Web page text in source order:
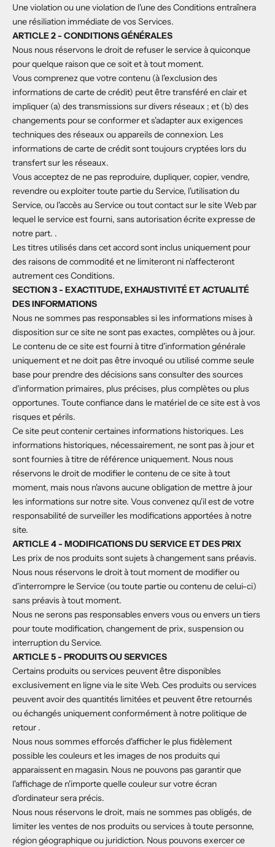
Une violation ou une violation de l'une des Conditions entraînera
une résiliation immédiate de vos Services.
ARTICLE 2 - CONDITIONS GÉNÉRALES
Nous nous réservons le droit de refuser le service à quiconque
pour quelque raison que ce soit et à tout moment.
Vous comprenez que votre contenu (à l'exclusion des
informations de carte de crédit) peut être transféré en clair et
impliquer (a) des transmissions sur divers réseaux ; et (b) des
changements pour se conformer et s'adapter aux exigences
techniques des réseaux ou appareils de connexion. Les
informations de carte de crédit sont toujours cryptées lors du
transfert sur les réseaux.
Vous acceptez de ne pas reproduire, dupliquer, copier, vendre,
revendre ou exploiter toute partie du Service, l'utilisation du
Service, ou l'accès au Service ou tout contact sur le site Web par
lequel le service est fourni, sans autorisation écrite expresse de
notre part. .
Les titres utilisés dans cet accord sont inclus uniquement pour
des raisons de commodité et ne limiteront ni n'affecteront
autrement ces Conditions.
SECTION 3 - EXACTITUDE, EXHAUSTIVITÉ ET ACTUALITÉ
DES INFORMATIONS
Nous ne sommes pas responsables si les informations mises à
disposition sur ce site ne sont pas exactes, complètes ou à jour.
Le contenu de ce site est fourni à titre d'information générale
uniquement et ne doit pas être invoqué ou utilisé comme seule
base pour prendre des décisions sans consulter des sources
d'information primaires, plus précises, plus complètes ou plus
opportunes. Toute confiance dans le matériel de ce site est à vos
risques et périls.
Ce site peut contenir certaines informations historiques. Les
informations historiques, nécessairement, ne sont pas à jour et
sont fournies à titre de référence uniquement. Nous nous
réservons le droit de modifier le contenu de ce site à tout
moment, mais nous n'avons aucune obligation de mettre à jour
les informations sur notre site. Vous convenez qu'il est de votre
responsabilité de surveiller les modifications apportées à notre
site.
ARTICLE 4 - MODIFICATIONS DU SERVICE ET DES PRIX
Les prix de nos produits sont sujets à changement sans préavis.
Nous nous réservons le droit à tout moment de modifier ou
d'interrompre le Service (ou toute partie ou contenu de celui-ci)
sans préavis à tout moment.
Nous ne serons pas responsables envers vous ou envers un tiers
pour toute modification, changement de prix, suspension ou
interruption du Service.
ARTICLE 5 - PRODUITS OU SERVICES
Certains produits ou services peuvent être disponibles
exclusivement en ligne via le site Web. Ces produits ou services
peuvent avoir des quantités limitées et peuvent être retournés
ou échangés uniquement conformément à notre politique de
retour .
Nous nous sommes efforcés d'afficher le plus fidèlement
possible les couleurs et les images de nos produits qui
apparaissent en magasin. Nous ne pouvons pas garantir que
l'affichage de n'importe quelle couleur sur votre écran
d'ordinateur sera précis.
Nous nous réservons le droit, mais ne sommes pas obligés, de
limiter les ventes de nos produits ou services à toute personne,
région géographique ou juridiction. Nous pouvons exercer ce